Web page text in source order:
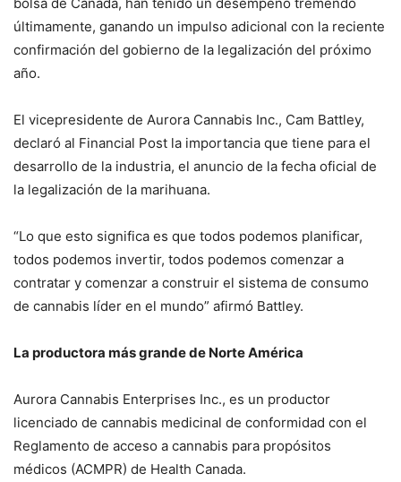
últimamente, ganando un impulso adicional con la reciente
confirmación del gobierno de la legalización del próximo
año.
El vicepresidente de Aurora Cannabis Inc., Cam Battley,
declaró al Financial Post la importancia que tiene para el
desarrollo de la industria, el anuncio de la fecha oficial de
la legalización de la marihuana.
“Lo que esto significa es que todos podemos planificar,
todos podemos invertir, todos podemos comenzar a
contratar y comenzar a construir el sistema de consumo
de cannabis líder en el mundo” afirmó Battley.
La productora más grande de Norte América
Aurora Cannabis Enterprises Inc., es un productor
licenciado de cannabis medicinal de conformidad con el
Reglamento de acceso a cannabis para propósitos
médicos (ACMPR) de Health Canada.